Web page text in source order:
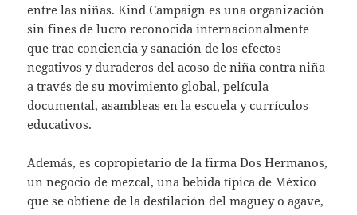
entre las niñas. Kind Campaign es una organización
sin fines de lucro reconocida internacionalmente
que trae conciencia y sanación de los efectos
negativos y duraderos del acoso de niña contra niña
a través de su movimiento global, película
documental, asambleas en la escuela y currículos
educativos.
Además, es copropietario de la firma Dos Hermanos,
un negocio de mezcal, una bebida típica de México
que se obtiene de la destilación del maguey o agave,